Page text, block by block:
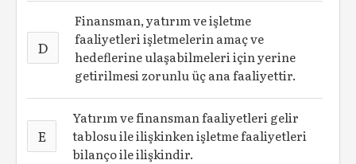
D
Finansman, yatırım ve işletme
faaliyetleri işletmelerin amaç ve
hedeflerine ulaşabilmeleri için yerine
getirilmesi zorunlu üç ana faaliyettir.
E
Yatırım ve finansman faaliyetleri gelir
tablosu ile ilişkinken işletme faaliyetleri
bilanço ile ilişkindir.